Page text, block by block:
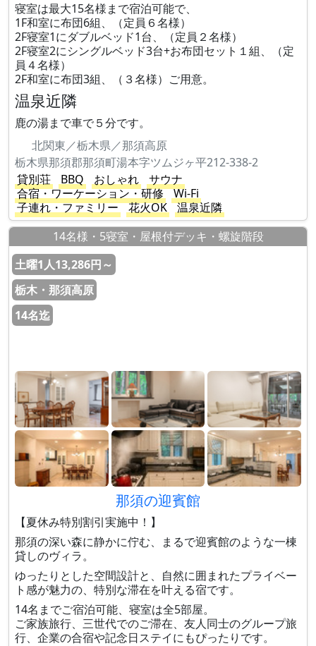
寝室は最大15名様まで宿泊可能で、
1F和室に布団6組、（定員６名様）
2F寝室1にダブルベッド1台、（定員２名様）
2F寝室2にシングルベッド3台+お布団セット１組、（定
員４名様）
2F和室に布団3組、（３名様）ご用意。
温泉近隣
鹿の湯まで車で５分です。
北関東／栃木県／那須高原
栃木県那須郡那須町湯本字ツムジヶ平212-338-2
貸別荘
BBQ おしゃれ
サウナ
合宿・ワーケーション・研修
Wi-Fi
子連れ・ファミリー
花火OK
温泉近隣
14名様・5寝室・屋根付デッキ・螺旋階段
土曜1人13,286円～
栃木・那須高原
14名迄
那須の迎賓館
【夏休み特別割引実施中！】
那須の深い森に静かに佇む、まるで迎賓館のような一棟
貸しのヴィラ。
ゆったりとした空間設計と、自然に囲まれたプライベー
ト感が魅力の、特別な滞在を叶える宿です。
14名までご宿泊可能、寝室は全5部屋。
ご家族旅行、三世代でのご滞在、友人同士のグループ旅
行、企業の合宿や記念日ステイにもぴったりです。